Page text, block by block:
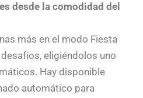
desde la comodidad del
más en el modo Fiesta
eligiéndolos uno
Hay disponible
automático para